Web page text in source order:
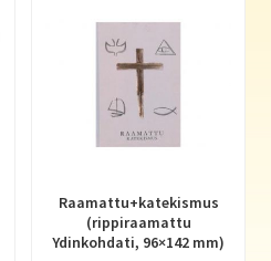
Raamattu+katekismus
(rippiraamattu
Ydinkohdati, 96×142 mm)